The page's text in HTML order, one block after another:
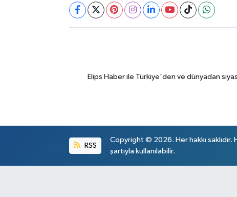
Elips Haber ile Türkiye'den ve dünyadan
RSS
Copyright © 2026. Her hakkı
şartıyla kullanılabilir.